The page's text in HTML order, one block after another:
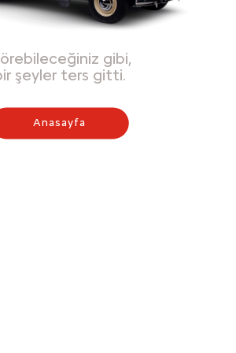
gibi,
şeyler ters gitti.
Anasayfa